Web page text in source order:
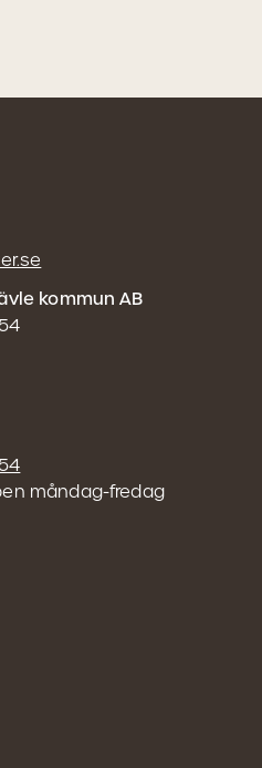
kommun AB
måndag-fredag